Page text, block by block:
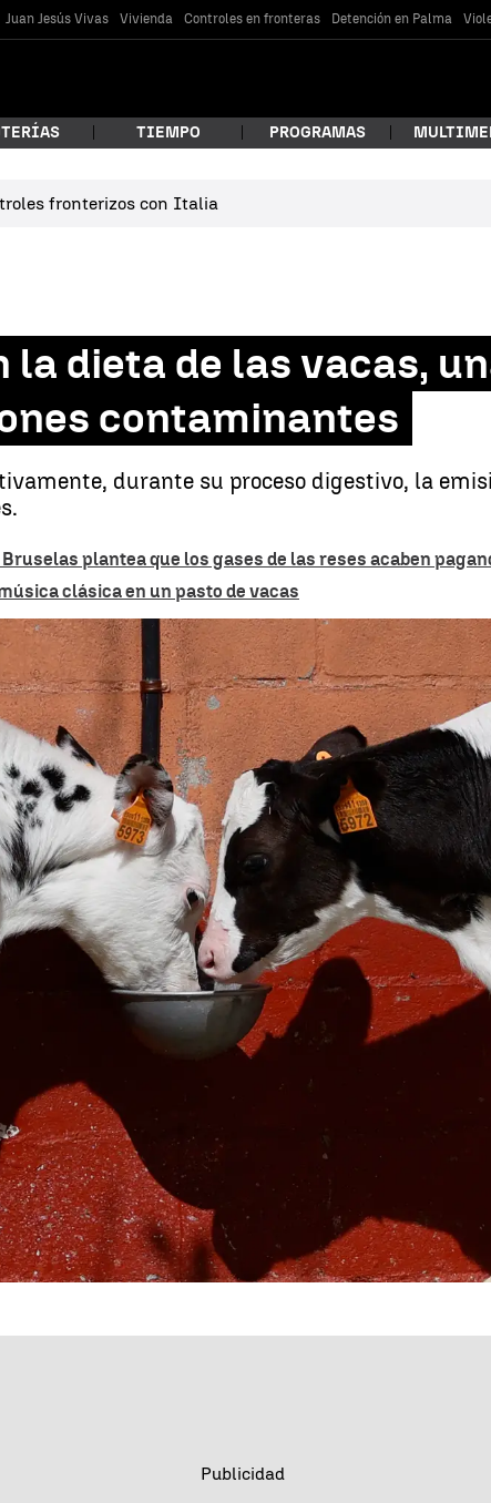
Juan Jesús Vivas Vivienda Controles en fronteras Detención en Palma
TIEMPO PROGRAMAS
fronterizos con Italia
la dieta de las vacas,
contaminantes
durante su proceso digestivo, la
plantea que los gases de las reses acaben
clásica en un pasto de vacas